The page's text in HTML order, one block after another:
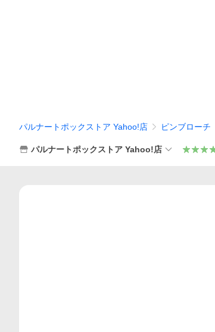
パルナートポックストア Yahoo!店 ピンブローチ
パルナートポックストア Yahoo!店